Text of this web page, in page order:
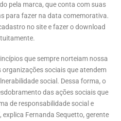
pela marca, que conta com suas
para fazer na data comemorativa.
no site e fazer o download
que sempre norteiam nossa
sociais que atendem
social. Dessa forma, o
das ações sociais que
de responsabilidade social e
Fernanda Sequetto, gerente